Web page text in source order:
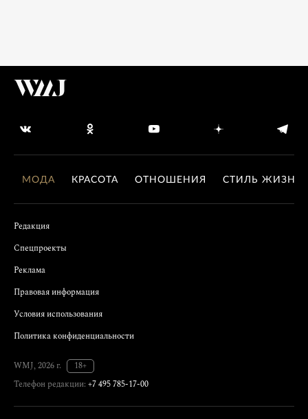
МОДА КРАСОТА ОТНОШЕНИЯ СТИЛЬ ЖИЗНИ
Редакция
Спецпроекты
Реклама
Правовая информация
Условия использования
Политика конфиденциальности
WMJ, 2026 г.
18+
Телефон редакции: +7 495 785-17-00